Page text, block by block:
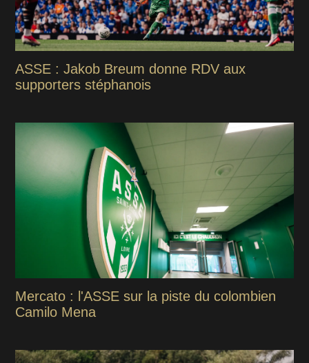
ASSE : Jakob Breum donne RDV aux
supporters stéphanois
Mercato : l'ASSE sur la piste du colombien
Camilo Mena